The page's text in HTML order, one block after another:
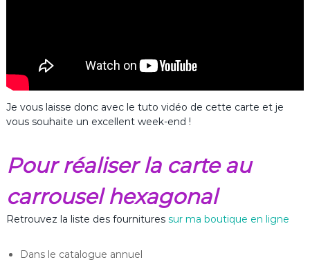
Je vous laisse donc avec le tuto vidéo de cette carte et je
vous souhaite un excellent week-end !
Pour réaliser la carte au
carrousel hexagonal
Retrouvez la liste des fournituressur ma boutique en ligne
Dans le catalogue annuel